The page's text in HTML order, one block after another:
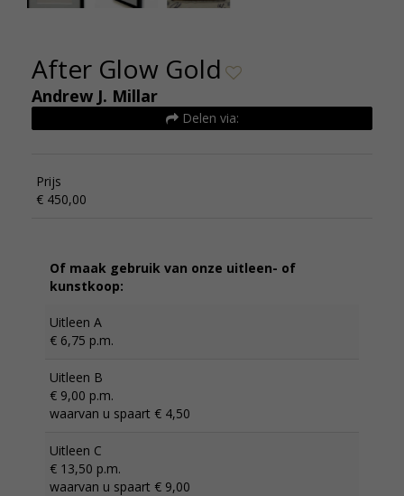
After Glow Gold
Andrew J. Millar
Delen via:
Prijs
€ 450,00
Of maak gebruik van onze uitleen- of
kunstkoop:
Uitleen A
€ 6,75 p.m.
Uitleen B
€ 9,00 p.m.
waarvan u spaart € 4,50
Uitleen C
€ 13,50 p.m.
waarvan u spaart € 9,00